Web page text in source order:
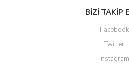
BİZİ TAKİP
Facebook
Twitter
Instagram